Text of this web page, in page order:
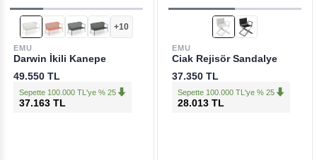
+10
EMU
Darwin İkili Kanepe
49.550 TL
Sepette 100.000 TL'ye % 25
37.163 TL
EMU
Ciak Rejisör Sandalye
37.350 TL
Sepette 100.000 TL'ye % 25
28.013 TL